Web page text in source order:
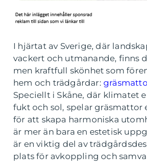
I hjärtat av Sverige, där
vackert och utmanande, finns
men kraftfull skönhet som
hem och trädgårdar:
Speciellt i Skåne, där klimatet
fukt och sol, spelar gräsmattor
för att skapa harmoniska
är mer än bara en estetisk
är en viktig del av
plats för avkoppling och